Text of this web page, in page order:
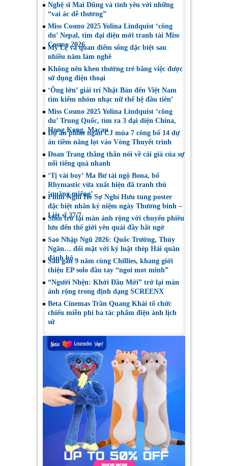
Nghệ sĩ Mai Dũng và tình yêu với những
“vai ác dễ thương”
Miss Cosmo 2025 Yolina Lindquist ‘công
du’ Nepal, tìm đại diện mới tranh tài Miss
Cosmo 2026
Mỹ Lệ và quan điểm sống đặc biệt sau
nhiều năm làm nghề
Không nên khen thưởng trẻ bằng việc được
sử dụng điện thoại
‘Ông lớn’ giải trí Nhật Bản đến Việt Nam
tìm kiếm nhóm nhạc nữ thế hệ đầu tiên’
Miss Cosmo 2025 Yolina Lindquist ‘công
du’ Trung Quốc, tìm ra 3 đại diện China,
Hong Kong, Macau
Dự án phim ngắn CJ mùa 7 công bố 14 dự
án tiềm năng lọt vào Vòng Thuyết trình
Đoan Trang thẳng thắn nói về cái giá của sự
nổi tiếng quá nhanh
‘Tị vài boy’ Ma Bư tái ngộ Bona, bố
Rhymastic vừa xuất hiện đã tranh thủ
‘quăng miếng’
Phim Nghỉ Hè Sợ Nghỉ Hưu tung poster
đặc biệt nhân kỷ niệm ngày Thương binh –
Liệt sĩ 27/7
Shin trở lại màn ảnh rộng với chuyến phiêu
lưu đến thế giới yêu quái đầy bất ngờ
Sao Nhập Ngũ 2026: Quốc Trường, Thúy
Ngân… đối mặt với kỷ luật thép Hải quân
đánh bộ
Sau gần 9 năm cùng Chillies, khang giới
thiệu EP solo đầu tay “ngoi mot minh”
“Người Nhện: Khởi Đầu Mới” trở lại màn
ảnh rộng trong định dạng SCREENX
Beta Cinemas Trần Quang Khải tổ chức
chiếu miễn phí ba tác phẩm điện ảnh lịch
sử